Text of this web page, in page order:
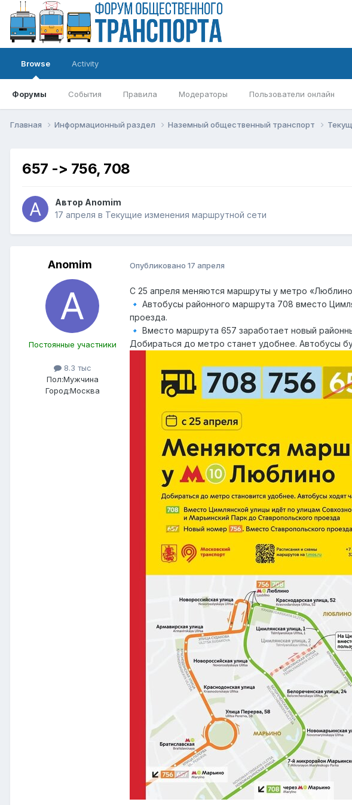
Browse
Форумы События Правила Модераторы Пользователи онлайн
Activity
Главная Информационный раздел Наземный общественный транспорт
657 -> 756, 708
Автор Anomim
17 апреля в Текущие изменения маршрутной сети
Anomim
Постоянные участники
8.3 тыс
Пол:Мужчина
Город:Москва
Опубликовано 17 апреля
С 25 апреля меняются маршруты у метро
🔹 Автобусы районного маршрута 708 вместо
проезда.
🔹 Вместо маршрута 657 заработает новый
Добираться до метро станет удобнее. Автобусы